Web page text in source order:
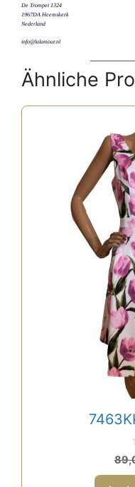
De Trompet 1324
1967DA Heemskerk
Nederland
info@lalamour.nl
Ähnliche